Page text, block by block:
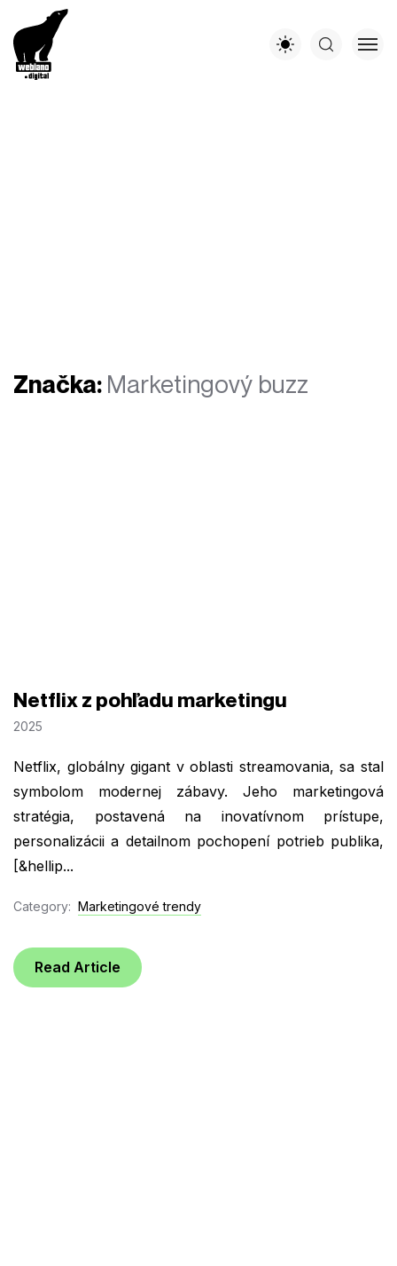
Značka: Marketingový buzz
Netflix z pohľadu marketingu
2025
Netflix, globálny gigant v oblasti streamovania, sa stal
symbolom modernej zábavy. Jeho marketingová
stratégia, postavená na inovatívnom prístupe,
personalizácii a detailnom pochopení potrieb publika,
[&hellip...
Category: Marketingové trendy
Read Article